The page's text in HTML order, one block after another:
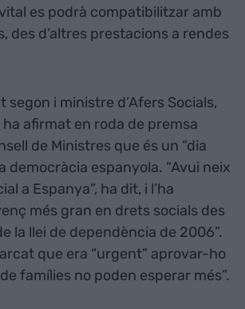
es podrà compatibilitzar amb
des d’altres prestacions a rendes
segon i ministre d’Afers Socials,
ha afirmat en roda de premsa
de Ministres que és un “dia
democràcia espanyola. “Avui neix
a Espanya”, ha dit, i l’ha
més gran en drets socials des
la llei de dependència de 2006”.
que era “urgent” aprovar-ho
famílies no poden esperar més”.